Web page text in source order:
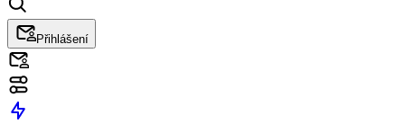
Přihlášení